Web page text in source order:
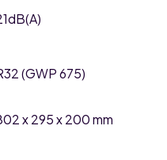
(GWP 675)
x 295 x 200 mm